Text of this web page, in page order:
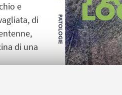
e
di
di una